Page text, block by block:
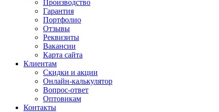
Производство
Гарантия
Портфолио
Отзывы
Реквизиты
Вакансии
Карта сайта
Клиентам
Скидки и акции
Онлайн-калькулятор
Вопрос-ответ
Оптовикам
Контакты